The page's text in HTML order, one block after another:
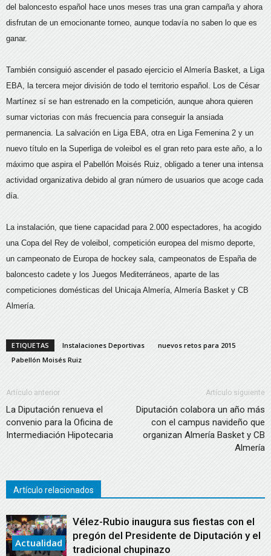
del baloncesto español hace unos meses tras una gran campaña y ahora
disfrutan de un emocionante torneo, aunque todavía no saben lo que es
ganar.
También consiguió ascender el pasado ejercicio el Almería Basket, a Liga
EBA, la tercera mejor división de todo el territorio español. Los de César
Martínez sí se han estrenado en la competición, aunque ahora quieren
sumar victorias con más frecuencia para conseguir la ansiada
permanencia. La salvación en Liga EBA, otra en Liga Femenina 2 y un
nuevo título en la Superliga de voleibol es el gran reto para este año, a lo
máximo que aspira el Pabellón Moisés Ruiz, obligado a tener una intensa
actividad organizativa debido al gran número de usuarios que acoge cada
día.
La instalación, que tiene capacidad para 2.000 espectadores, ha acogido
una Copa del Rey de voleibol, competición europea del mismo deporte,
un campeonato de Europa de hockey sala, campeonatos de España de
baloncesto cadete y los Juegos Mediterráneos, aparte de las
competiciones domésticas del Unicaja Almería, Almería Basket y CB
Almería.
ETIQUETAS Instalaciones Deportivas
nuevos retos para 2015
Pabellón Moisés Ruiz
Artículo anterior
La Diputación renueva el
convenio para la Oficina de
Intermediación Hipotecaria
Artículo siguiente
Diputación colabora un año más
con el campus navideño que
organizan Almería Basket y CB
Almería
Artículo relacionados
Actualidad
Vélez-Rubio inaugura sus fiestas con el
pregón del Presidente de Diputación y el
tradicional chupinazo